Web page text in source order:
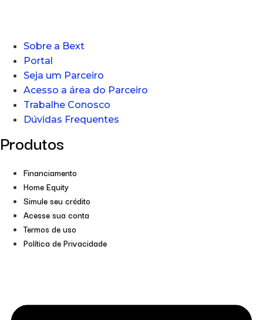
Sobre a Bext
Portal
Seja um Parceiro
Acesso a área do Parceiro
Trabalhe Conosco
Dúvidas Frequentes
Produtos
Financiamento
Home Equity
Simule seu crédito
Acesse sua conta
Termos de uso
Política de Privacidade